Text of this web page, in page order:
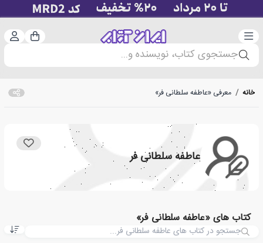
دسته‌بندی سبد
جستجوی کتاب، نویسنده و...
خانه / معرفی «عاطفه سلطانی فر»
عاطفه سلطانی فر
کتاب های «عاطفه سلطانی فر»